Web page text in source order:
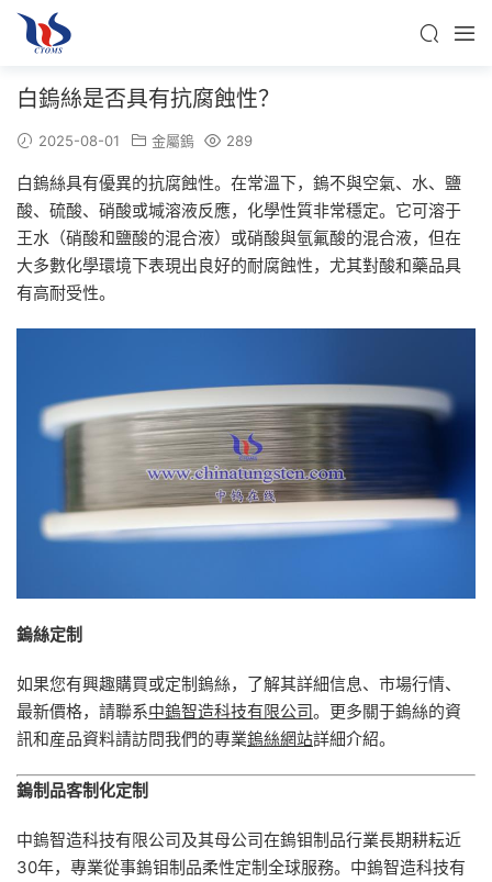
白鎢絲是否具有抗腐蝕性？
2025-08-01 金屬鎢 289
白鎢絲具有優異的抗腐蝕性。在常溫下，鎢不與空氣、水、鹽
酸、硫酸、硝酸或堿溶液反應，化學性質非常穩定。它可溶于
王水（硝酸和鹽酸的混合液）或硝酸與氫氟酸的混合液，但在
大多數化學環境下表現出良好的耐腐蝕性，尤其對酸和藥品具
有高耐受性。
鎢絲定制
如果您有興趣購買或定制鎢絲，了解其詳細信息、市場行情、
最新價格，請聯系中鎢智造科技有限公司。更多關于鎢絲的資
訊和産品資料請訪問我們的專業鎢絲網站詳細介紹。
鎢制品客制化定制
中鎢智造科技有限公司及其母公司在鎢钼制品行業長期耕耘近
30年，專業從事鎢钼制品柔性定制全球服務。中鎢智造科技有